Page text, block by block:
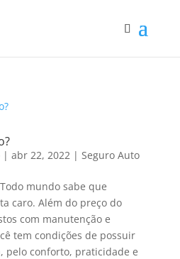
| abr 22, 2022| Seguro Auto
mundo sabe que
caro. Além do preço do
com manutenção e
tem condições de possuir
pelo conforto, praticidade e